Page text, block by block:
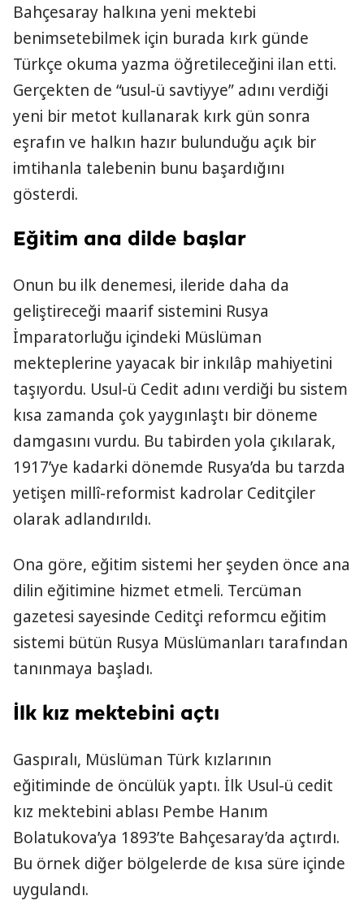
Bahçesaray halkına yeni mektebi
benimsetebilmek için burada kırk günde
Türkçe okuma yazma öğretileceğini ilan etti.
Gerçekten de “usul-ü savtiyye” adını verdiği
yeni bir metot kullanarak kırk gün sonra
eşrafın ve halkın hazır bulunduğu açık bir
imtihanla talebenin bunu başardığını
gösterdi.
Eğitim ana dilde başlar
Onun bu ilk denemesi, ileride daha da
geliştireceği maarif sistemini Rusya
İmparatorluğu içindeki Müslüman
mekteplerine yayacak bir inkılâp mahiyetini
taşıyordu. Usul-ü Cedit adını verdiği bu sistem
kısa zamanda çok yaygınlaştı bir döneme
damgasını vurdu. Bu tabirden yola çıkılarak,
1917’ye kadarki dönemde Rusya’da bu tarzda
yetişen millî-reformist kadrolar Ceditçiler
olarak adlandırıldı.
Ona göre, eğitim sistemi her şeyden önce ana
dilin eğitimine hizmet etmeli. Tercüman
gazetesi sayesinde Ceditçi reformcu eğitim
sistemi bütün Rusya Müslümanları tarafından
tanınmaya başladı.
İlk kız mektebini açtı
Gaspıralı, Müslüman Türk kızlarının
eğitiminde de öncülük yaptı. İlk Usul-ü cedit
kız mektebini ablası Pembe Hanım
Bolatukova’ya 1893’te Bahçesaray’da açtırdı.
Bu örnek diğer bölgelerde de kısa süre içinde
uygulandı.